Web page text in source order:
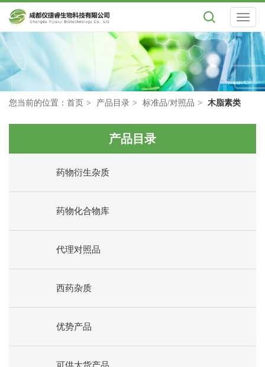
Toggle
您当前的位置： 首页 产品目录 标准品/对照品 木脂素类
产品目录
药物衍生杂质
药物化合物库
代理对照品
西药杂质
优势产品
可供大货产品